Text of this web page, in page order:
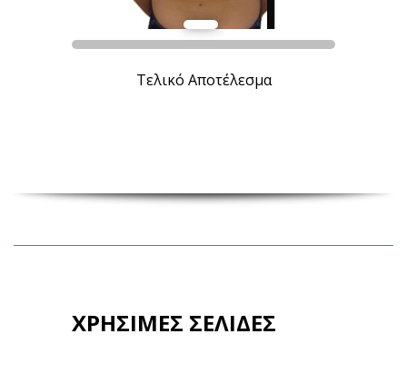
Τελικό Αποτέλεσμα
ΧΡΗΣΙΜΕΣ ΣΕΛΙΔΕΣ